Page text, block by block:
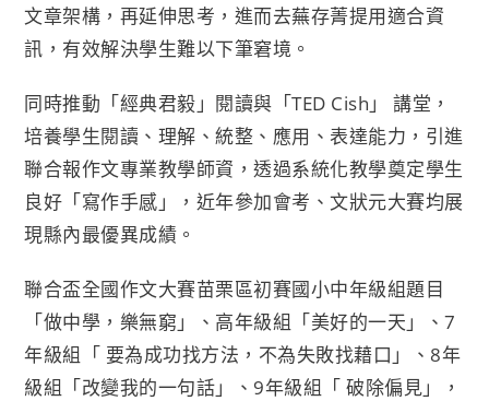
文章架構，再延伸思考，進而去蕪存菁提用適合資
訊，有效解決學生難以下筆窘境。
同時推動「經典君毅」閱讀與「TED Cish」 講堂，
培養學生閱讀、理解、統整、應用、表達能力，引進
聯合報作文專業教學師資，透過系統化教學奠定學生
良好「寫作手感」，近年參加會考、文狀元大賽均展
現縣內最優異成績。
聯合盃全國作文大賽苗栗區初賽國小中年級組題目
「做中學，樂無窮」、高年級組「美好的一天」、7
年級組「 要為成功找方法，不為失敗找藉口」、8年
級組「改變我的一句話」、9年級組「 破除偏見」，